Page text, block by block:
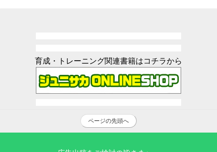
育成・トレーニング関連書籍はコチラから
ページの先頭へ